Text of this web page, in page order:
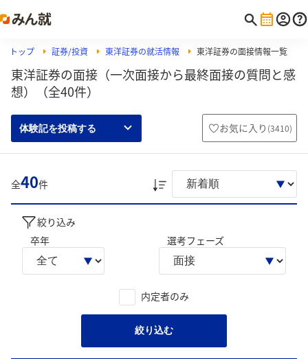
トップ 証券/投資 東洋証券の就活情報 東洋証券の面接情報一覧
東洋証券の面接（一次面接から最終面接の質問と感
想）（全40件）
体験記を投稿する お気に入り (3410)
全40件
絞り込み
卒年
選考フェーズ
内定者のみ
絞り込む